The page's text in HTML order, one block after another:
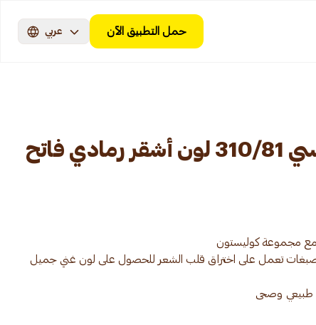
حمل التطبيق الآن عربي
ويلا كوليستون ماكسي 310/81 لون أشقر رمادي فاتح
الصبغات تعمل على اختراق قلب الشعر للحصول على لون غني جميل
طبيعي وصحى